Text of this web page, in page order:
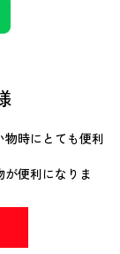
時にとても便利
便利になりま